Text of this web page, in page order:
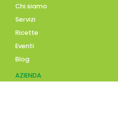
Chi siamo
Servizi
Ricette
Eventi
Blog
AZIENDA